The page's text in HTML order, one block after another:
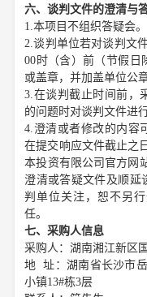
六、谈判文件的澄清与
1.本项目不组织答疑会。
2.谈判单位若对谈判文
00时（含）前（节假日
或盖章，并加盖单位公
3.在谈判截止时间前，
的问题时对谈判文件进
4. 澄清或者修改的内容
在提交响应文件截止之
本投资有限公司官方网
澄清或答疑文件及顺延
判单位关注，恕不另
任。
七、采购人信息
采购人 ：湖南湘江新区
地
址： 湖南省长沙市
小镇13#栋3层